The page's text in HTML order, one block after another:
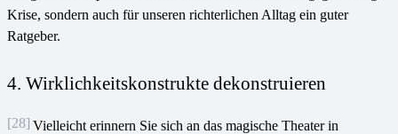
Krise, sondern auch für unseren richterlichen Alltag ein guter
Ratgeber.
4. Wirklichkeitskonstrukte dekonstruieren
[28] Vielleicht erinnern Sie sich an das magische Theater in